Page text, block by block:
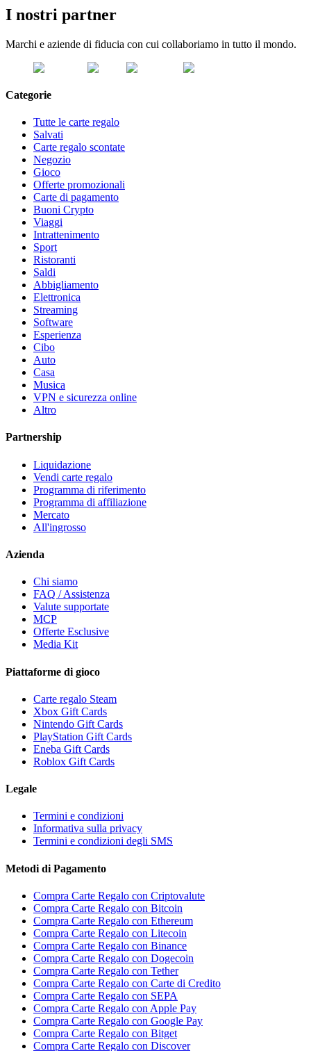
I nostri partner
Marchi e aziende di fiducia con cui collaboriamo in tutto il mondo.
Categorie
Tutte le carte regalo
Salvati
Carte regalo scontate
Negozio
Gioco
Offerte promozionali
Carte di pagamento
Buoni Crypto
Viaggi
Intrattenimento
Sport
Ristoranti
Saldi
Abbigliamento
Elettronica
Streaming
Software
Esperienza
Cibo
Auto
Casa
Musica
VPN e sicurezza online
Altro
Partnership
Liquidazione
Vendi carte regalo
Programma di riferimento
Programma di affiliazione
Mercato
All'ingrosso
Azienda
Chi siamo
FAQ / Assistenza
Valute supportate
MCP
Offerte Esclusive
Media Kit
Piattaforme di gioco
Carte regalo Steam
Xbox Gift Cards
Nintendo Gift Cards
PlayStation Gift Cards
Eneba Gift Cards
Roblox Gift Cards
Legale
Termini e condizioni
Informativa sulla privacy
Termini e condizioni degli SMS
Metodi di Pagamento
Compra Carte Regalo con Criptovalute
Compra Carte Regalo con Bitcoin
Compra Carte Regalo con Ethereum
Compra Carte Regalo con Litecoin
Compra Carte Regalo con Binance
Compra Carte Regalo con Dogecoin
Compra Carte Regalo con Tether
Compra Carte Regalo con Carte di Credito
Compra Carte Regalo con SEPA
Compra Carte Regalo con Apple Pay
Compra Carte Regalo con Google Pay
Compra Carte Regalo con Bitget
Compra Carte Regalo con Discover